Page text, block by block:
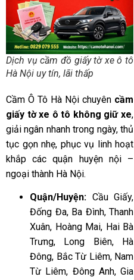
Dịch vụ cầm đồ giấy tờ xe ô tô
Hà Nội uy tín, lãi thấp
Cầm Ô Tô Hà Nội chuyên cầm
giấy tờ xe ô tô không giữ xe,
giải ngân nhanh trong ngày, thủ
tục gọn nhẹ, phục vụ linh hoạt
khắp các quận huyện nội –
ngoại thành Hà Nội.
Quận/Huyện: Cầu Giấy,
Đống Đa, Ba Đình, Thanh
Xuân, Hoàng Mai, Hai Bà
Trưng, Long Biên, Hà
Đông, Bắc Từ Liêm, Nam
Từ Liêm, Đông Anh, Gia